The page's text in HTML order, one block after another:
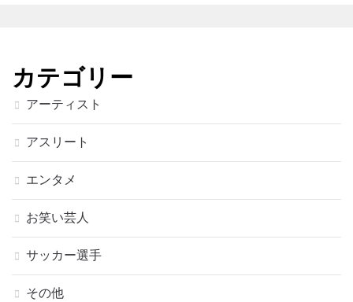
カテゴリー
アーティスト
アスリート
エンタメ
お笑い芸人
サッカー選手
その他